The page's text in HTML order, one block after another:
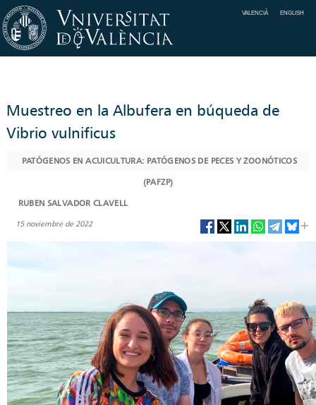
VALENCIÀ ENGLISH
Muestreo en la Albufera en búqueda de
Vibrio vulnificus
PATÓGENOS EN ACUICULTURA: PATÓGENOS DE PECES Y ZOONÓTICOS
(PAFZP)
RUBEN SALVADOR CLAVELL
15 noviembre de 2022